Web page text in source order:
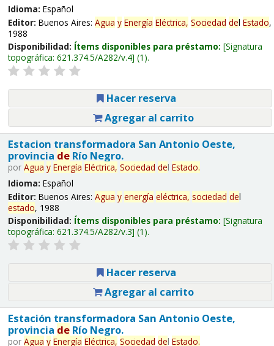
Idioma: Español
Editor: Buenos Aires: Agua y Energía Eléctrica, Sociedad del Estado,
1988
Disponibilidad: Ítems disponibles para préstamo: Signatura
topográfica: 621.374.5/A282/v.4 (1).
Hacer reserva
Agregar al carrito
Estacion transformadora San Antonio Oeste,
provincia deRío Negro.
por Agua y Energía Eléctrica, Sociedad del Estado.
Idioma: Español
Editor: Buenos Aires: Agua y energía eléctrica, sociedad del
estado, 1988
Disponibilidad: Ítems disponibles para préstamo: Signatura
topográfica: 621.374.5/A282/v.3 (1).
Hacer reserva
Agregar al carrito
Estación transformadora San Antonio Oeste,
provincia deRío Negro.
por Agua y Energía Eléctrica, Sociedad del Estado.